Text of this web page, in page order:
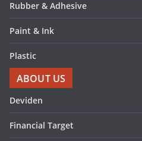
Rubber & Adhesive
Paint & Ink
Plastic
ABOUT US
Deviden
Financial Target